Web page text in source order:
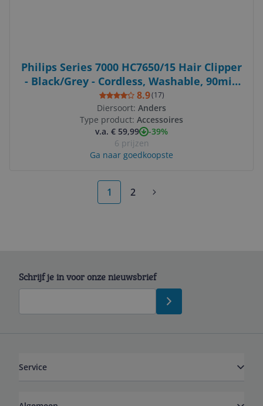
Philips Series 7000 HC7650/15 Hair Clipper
- Black/Grey - Cordless, Washable, 90min
Runtime
8.9(17)
Diersoort: Anders
Type product: Accessoires
v.a. € 59,99
-39%
6 prijzen
Ga naar goedkoopste
1 2
Schrijf je in voor onze nieuwsbrief
Service